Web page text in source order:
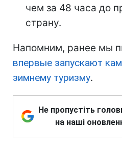
чем за 48 часа до
страну.
Напомним, ранее мы
впервые запускают
зимнему туризму.
Не пропустіть
на наші